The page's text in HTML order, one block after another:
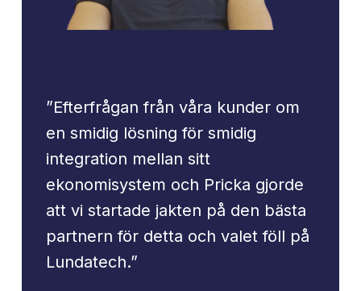
”Efterfrågan från våra kunder om
en smidig lösning för smidig
integration mellan sitt
ekonomisystem och Pricka gjorde
att vi startade jakten på den bästa
partnern för detta och valet föll på
Lundatech.”